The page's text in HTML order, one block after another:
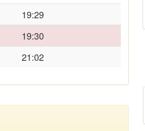
19:29
19:30
21:02